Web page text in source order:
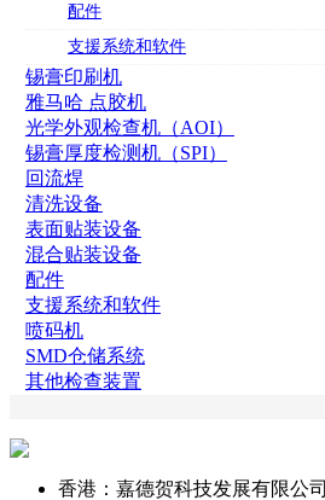
配件
支援系统和软件
锡膏印刷机
雅马哈 点胶机
光学外观检查机（AOI）
锡膏厚度检测机（SPI）
回流焊
清洗设备
表面贴装设备
混合贴装设备
配件
支援系统和软件
喷码机
SMD仓储系统
其他检查装置
香港：嘉德贺科技发展有限公司